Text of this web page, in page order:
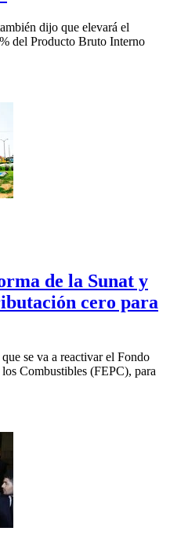
dijo que elevará el
del Producto Bruto Interno
de la Sunat y
cero para
se va a reactivar el Fondo
Combustibles (FEPC), para